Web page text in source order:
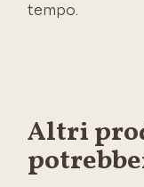
tempo.
Altri